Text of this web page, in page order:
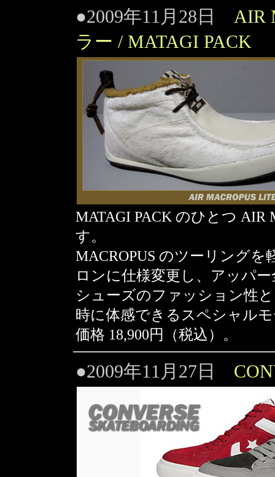
●2009年11月28日
AIR
ラー / MATAGI PACK
MATAGI PACK のひとつ
す。
MACROPUS のツーリング
ロンに仕様変更し、アッパ
シューズのファッション性
時に体感できるスペシャル
価格 18,900円（税込）。
●2009年11月27日